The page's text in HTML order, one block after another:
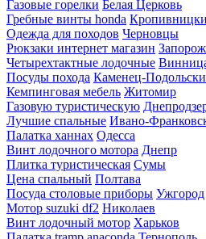
Газовые горелки Белая Церковь
Гребные винты honda
Одежда для походов Черновцы
Рюкзаки интернет магазин
Четырехтактные лодочные
Посуды похода Каменец-
Кемпинговая мебель Житомир
Газовую туристическую
Лучшие спальные Ивано-
Палатка ханнах Одесса
Винт лодочного мотора Днепр
Плитка туристическая Сумы
Цена спальный Полтава
Посуда столовые приборы Ужгород
Мотор suzuki df2 Николаев
Винт лодочный мотор Харьков